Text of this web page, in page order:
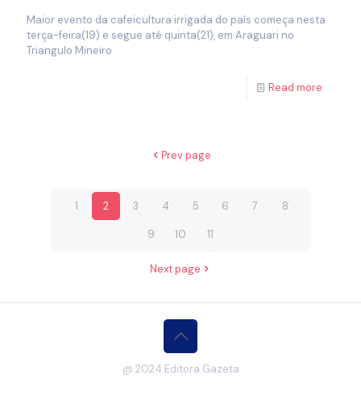
Maior evento da cafeicultura irrigada do país começa nesta
terça-feira(19) e segue até quinta(21), em Araguari no
Triangulo Mineiro
Read more
Prev page
1 2 3 4 5 6 7 8
9 10 11
Next page
@ 2024 Editora Gazeta